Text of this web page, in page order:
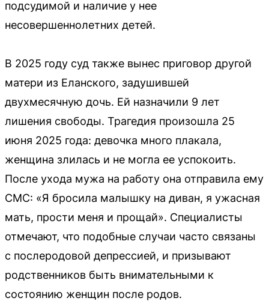
подсудимой и наличие у нее
несовершеннолетних детей.
В 2025 году суд также вынес приговор другой
матери из Еланского, задушившей
двухмесячную дочь. Ей назначили 9 лет
лишения свободы. Трагедия произошла 25
июня 2025 года: девочка много плакала,
женщина злилась и не могла ее успокоить.
После ухода мужа на работу она отправила ему
СМС: «Я бросила малышку на диван, я ужасная
мать, прости меня и прощай». Специалисты
отмечают, что подобные случаи часто связаны
с послеродовой депрессией, и призывают
родственников быть внимательными к
состоянию женщин после родов.